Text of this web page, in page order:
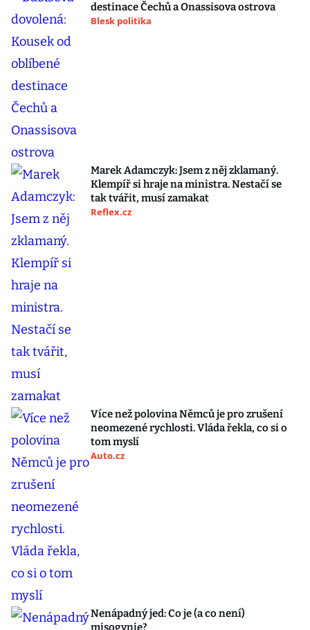
destinace Čechů a Onassisova ostrova
Blesk politika
Marek Adamczyk: Jsem z něj zklamaný.
Klempíř si hraje na ministra. Nestačí se
tak tvářit, musí zamakat
Reflex.cz
Více než polovina Němců je pro zrušení
neomezené rychlosti. Vláda řekla, co si o
tom myslí
Auto.cz
Nenápadný jed: Co je (a co není)
misogynie?